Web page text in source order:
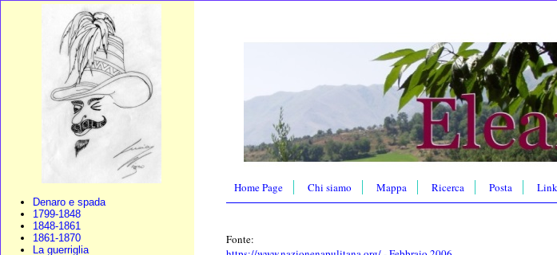
Denaro e spada
1799-1848
1848-1861
1861-1870
La guerriglia
Home Page Chi siamo Mappa Ricerca Posta
Fonte: